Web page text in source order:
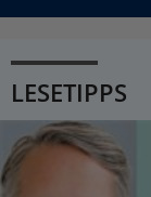
LESETIPPS